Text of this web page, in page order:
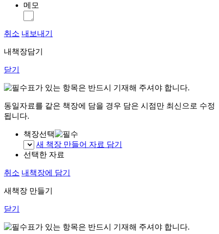
메모
취소 내보내기
내책장담기
닫기
표가 있는 항목은 반드시 기재해 주셔야 합니다.
동일자료를 같은 책장에 담을 경우 담은 시점만 최신으로 수정
됩니다.
책장선택
새 책장 만들어 자료 담기
선택한 자료
취소 내책장에 담기
새책장 만들기
닫기
표가 있는 항목은 반드시 기재해 주셔야 합니다.